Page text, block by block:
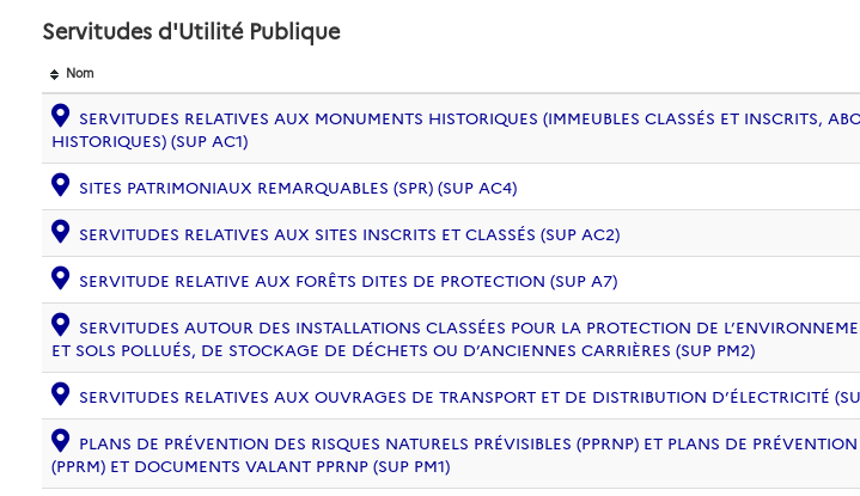
Servitudes d'Utilité Publique
Nom
SERVITUDES RELATIVES AUX MONUMENTS HISTORIQUES (IMMEUBLES CLASSÉS ET INSCRITS,
HISTORIQUES) (SUP AC1)
SITES PATRIMONIAUX REMARQUABLES (SPR) (SUP AC4)
SERVITUDES RELATIVES AUX SITES INSCRITS ET CLASSÉS (SUP AC2)
SERVITUDE RELATIVE AUX FORÊTS DITES DE PROTECTION (SUP A7)
SERVITUDES AUTOUR DES INSTALLATIONS CLASSÉES POUR LA PROTECTION DE
ET SOLS POLLUÉS, DE STOCKAGE DE DÉCHETS OU D’ANCIENNES CARRIÈRES (SUP PM2)
SERVITUDES RELATIVES AUX OUVRAGES DE TRANSPORT ET DE DISTRIBUTION D’ÉLECTRICITÉ
PLANS DE PRÉVENTION DES RISQUES NATURELS PRÉVISIBLES (PPRNP) ET PLANS DE
(PPRM) ET DOCUMENTS VALANT PPRNP (SUP PM1)